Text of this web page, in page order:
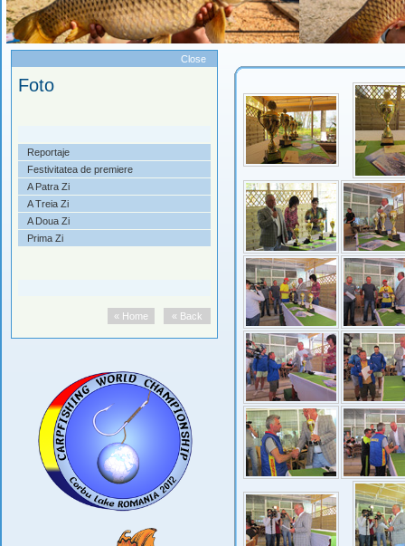
Close
Foto
Reportaje
Festivitatea de premiere
A Patra Zi
A Treia Zi
A Doua Zi
Prima Zi
« Back
« Home